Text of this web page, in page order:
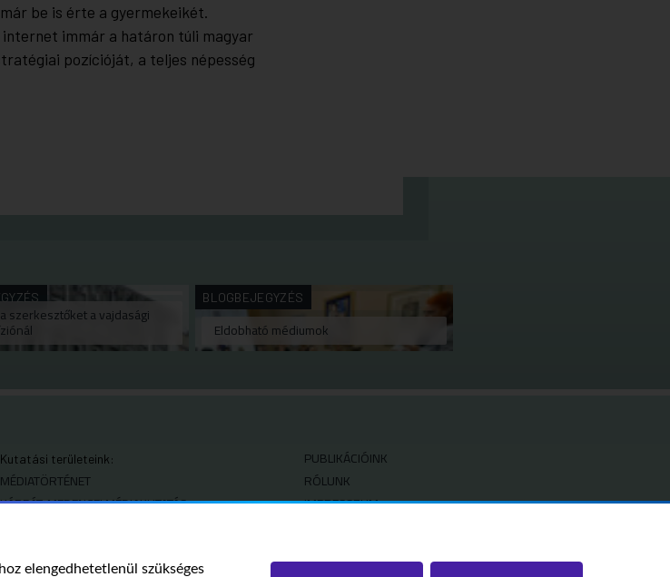
be is érte a gyermekeikét.
immár a határon túli magyar
pozícióját, a teljes népesség
szerkesztőket a vajdasági
BLOGBEJEGYZÉS
Eldobható médiumok
elengedhetetlenül szükséges
Kutatási területeink:
MÉDIATÖRTÉNET
KÁRPÁT-MEDENCEI MÉDIAKUTATÁS
PUBLIKÁCIÓINK
RÓLUNK
IMPRESSZUM